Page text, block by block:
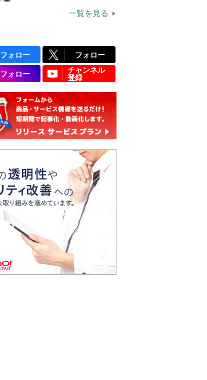
一覧を見る
フォロー フォロー
フォロー
チャンネル
登録